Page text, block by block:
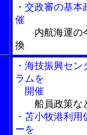
・交政審の基
催
内航海運の
換
・海技振興セ
ラムを
開催
船員政策な
・苫小牧港利
ーを